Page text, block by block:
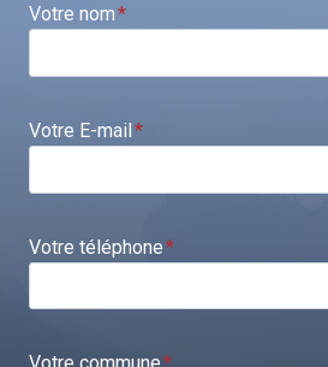
Votre nom*
Votre E-mail*
Votre téléphone*